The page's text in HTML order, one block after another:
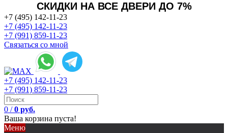
СКИДКИ НА ВСЕ ДВЕРИ ДО 7%
+7 (495) 142-11-23
+7 (495) 142-11-23
+7 (991) 859-11-23
Связаться со мной
+7 (495) 142-11-23
+7 (991) 859-11-23
0 / 0 руб.
Ваша корзина пуста!
Меню